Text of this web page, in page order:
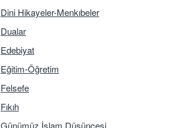
Dini Hikayeler-Menkıbeler
Dualar
Edebiyat
Eğitim-Öğretim
Felsefe
Fıkıh
Günümüz İslam Düşüncesi